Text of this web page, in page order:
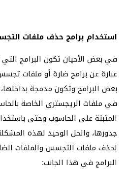
استخدام برامج حذف ملفات
في بعض الأحيان تكون البرامج
عبارة عن برامج ضارة أو ملفات
بعض البرامج وتكون مدمجة
في ملفات الريجستري الخاصة
المثبتة على الحاسوب وحتى
جذورها، والحل الوحيد لهذه
لحذف ملفات التجسس والملفات
البرامج في هذا الجانب: